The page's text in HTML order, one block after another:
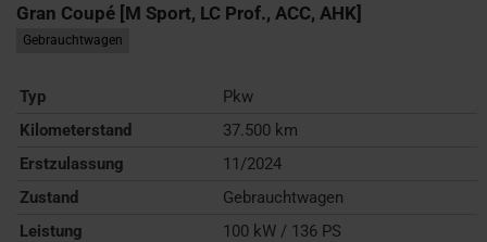
Gran Coupé [M Sport, LC Prof., ACC, AHK]
Gebrauchtwagen
Typ
Pkw
Kilometerstand
37.500 km
Erstzulassung
11/2024
Zustand
Gebrauchtwagen
Leistung
100 kW / 136 PS